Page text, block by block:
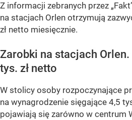
Z informacji zebranych przez
na stacjach Orlen otrzymują
zł netto miesięcznie.
Zarobki na stacjach Orlen.
tys. zł netto
W stolicy osoby rozpoczynające
na wynagrodzenie sięgające 4,5
pojawiają się zarówno w centrum